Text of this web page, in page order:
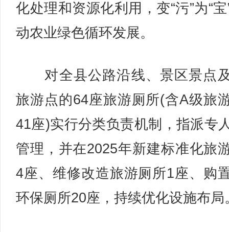
化处理和资源化利用，变“污”为“
动农业绿色循环发展。
对全县公路沿线、景区景点
旅游点的64座旅游厕所(含A级旅
41座)实行分类负责机制，指派专
管理，并在2025年新建标准化旅
4座、维修改造旅游厕所1座、购
环保厕所20座，持续优化设施布局